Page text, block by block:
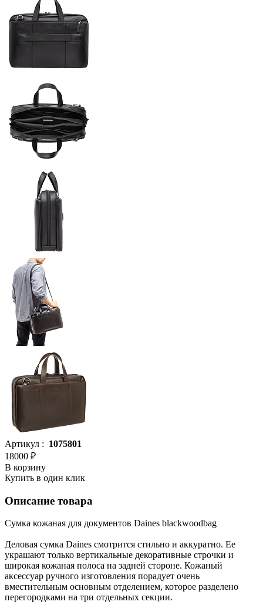
Артикул : 1075801
18000 ₽
В корзину
Купить в один клик
Описание товара
Сумка кожаная для документов Daines blackwoodbag
Деловая сумка Daines смотрится стильно и аккуратно. Ее
украшают только вертикальные декоративные строчки и
широкая кожаная полоса на задней стороне. Кожаный
аксессуар ручного изготовления порадует очень
вместительным основным отделением, которое разделено
перегородками на три отдельных секции.